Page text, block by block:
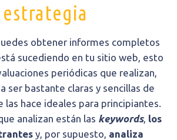
estrategia
obtener informes completos
sucediendo en tu sitio web, esto
periódicas que realizan,
ser bastante claras y sencillas de
las hace ideales para principiantes.
analizan están las keywords, los
y, por supuesto, analiza